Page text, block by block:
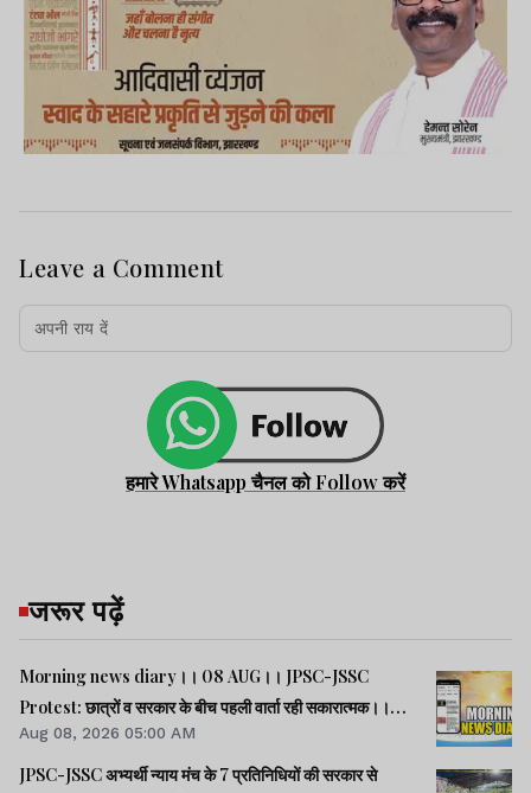
Leave a Comment
हमारे Whatsapp चैनल को Follow करें
जरूर पढ़ें
Morning news diary।। 08 AUG।। JPSC-JSSC
Protest: छात्रों व सरकार के बीच पहली वार्ता रही सकारात्मक।।
साइबर क्राइम मामलों की जांच में झारखंड पुलिस फिसड्डी।।संसद में
विपक्षी दलों का हंगामा, कार्यवाही स्थगित।। समेत कई खबरें व वीडियो.
Aug 08, 2026 05:00 AM
JPSC-JSSC अभ्यर्थी न्याय मंच के 7 प्रतिनिधियों की सरकार से